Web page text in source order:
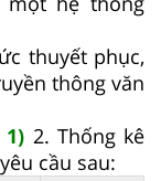
thuyết phục,
thông văn
2. Thống kê
cầu sau: